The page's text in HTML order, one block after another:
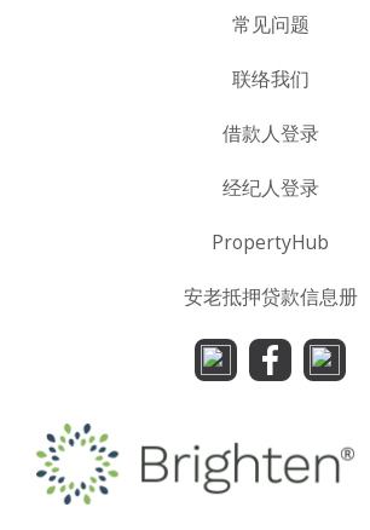
常见问题
联络我们
借款人登录
经纪人登录
PropertyHub
安老抵押贷款信息册